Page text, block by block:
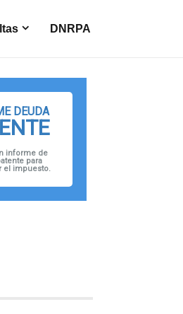
DNRPA
DEUDA
informe de
para
el impuesto.